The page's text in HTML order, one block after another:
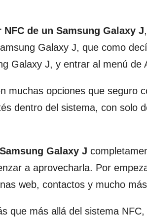
de un Samsung Galaxy J
Galaxy J, que como
Galaxy J, y entrar al menú de
muchas opciones que seguro
dentro del sistema, con solo
Galaxy J
a aprovecharla. Por
web, contactos y mucho
que más allá del sistema